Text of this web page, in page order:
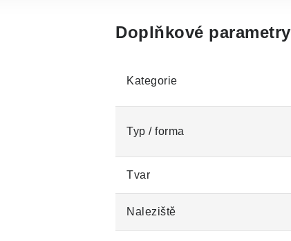
Doplňkové parametry
Kategorie
Typ / forma
Tvar
Naleziště